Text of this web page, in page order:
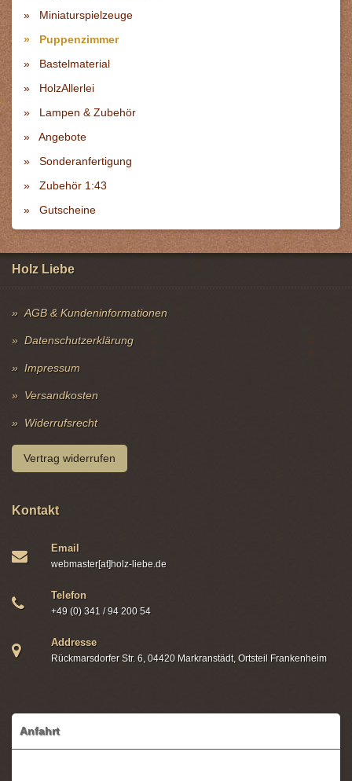
Miniaturspielzeuge
Puppenzimmer
Bastelmaterial
HolzAllerlei
Lampen & Zubehör
Angebote
Sonderanfertigung
Zubehör 1:43
Gutscheine
Holz Liebe
AGB & Kundeninformationen
Datenschutzerklärung
Impressum
Versandkosten
Widerrufsrecht
Vertrag widerrufen
Kontakt
Email
webmaster[at]holz-liebe.de
Telefon
+49 (0) 341 / 94 200 54
Addresse
Rückmarsdorfer Str. 6, 04420 Markranstädt, Ortsteil Frankenheim
Anfahrt